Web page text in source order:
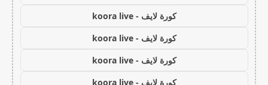
كورة لايف - koora live
كورة لايف - koora live
كورة لايف - koora live
كورة لايف - koora live